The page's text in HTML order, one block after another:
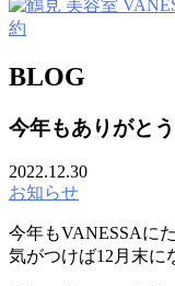
BLOG
今年もありがと
2022.12.30
お知らせ
今年もVANESSAに
気がつけば12月末に